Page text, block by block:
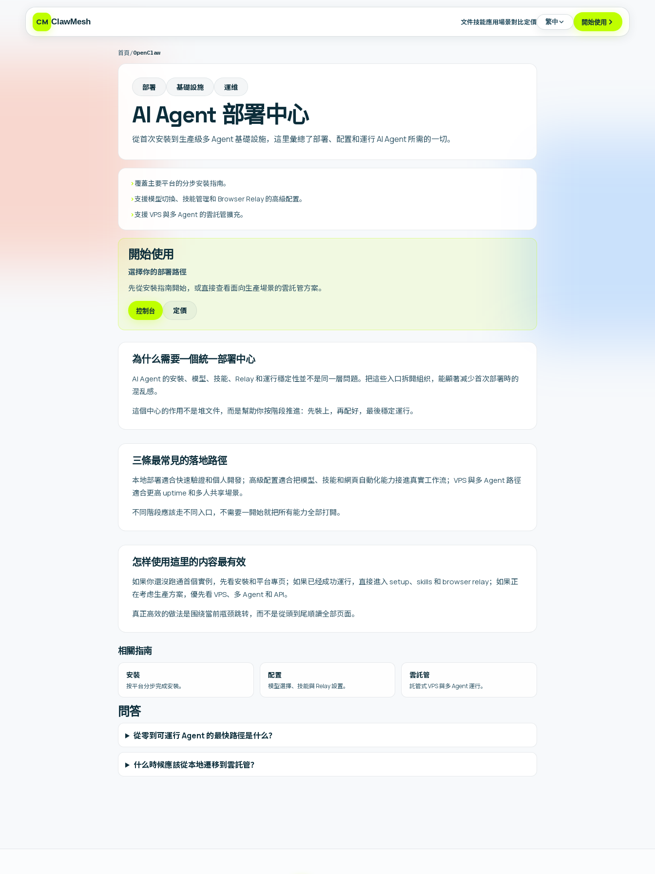
CM ClawMesh 文件技能應用場景對比定價 繁中 開始使用
首頁 /OpenClaw
部署 基礎設施 運维
AI Agent 部署中心
從首次安裝到生產級多 Agent 基礎設施，這里彙總了部署、配置和運行 AI Agent 所需的一切。
›覆蓋主要平台的分步安裝指南。
›支援模型切換、技能管理和 Browser Relay 的高級配置。
›支援 VPS 與多 Agent 的雲託管擴充。
開始使用
選擇你的部署路徑
先從安裝指南開始，或直接查看面向生產場景的雲託管方案。
控制台 定價
為什么需要一個統一部署中心
AI Agent 的安裝、模型、技能、Relay 和運行穩定性並不是同一層問題。把這些入口拆開組织，能顯著减少首次部署時的
混乱感。
這個中心的作用不是堆文件，而是幫助你按階段推進：先裝上，再配好，最後穩定運行。
三條最常見的落地路徑
本地部署適合快速驗證和個人開發；高級配置適合把模型、技能和網頁自動化能力接進真實工作流；VPS 與多 Agent 路徑
適合更高 uptime 和多人共享場景。
不同階段應該走不同入口，不需要一開始就把所有能力全部打開。
怎样使用這里的内容最有效
如果你還沒跑通首個實例，先看安裝和平台專页；如果已经成功運行，直接進入 setup、skills 和 browser relay；如果正
在考虑生產方案，優先看 VPS、多 Agent 和 API。
真正高效的做法是围绕當前瓶颈跳转，而不是從頭到尾順讀全部页面。
相關指南
安裝
按平台分步完成安裝。
配置
模型選擇、技能與 Relay 設置。
雲託管
託管式 VPS 與多 Agent 運行。
問答
從零到可運行 Agent 的最快路徑是什么？
什么時候應該從本地遷移到雲託管？